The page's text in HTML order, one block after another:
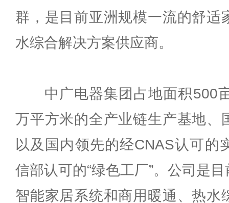
群，是目前亚洲规模一流的舒适
水综合解决方案供应商。
中广电器集团占地面积500
万平方米的全产业链生产基地、
以及国内领先的经CNAS认可的
信部认可的“绿色工厂”。公司是
智能家居系统和商用暖通、热水